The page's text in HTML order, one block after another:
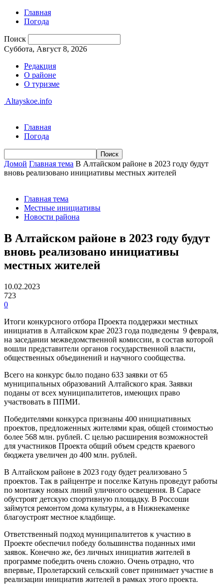
Главная
Погода
Поиск
Суббота, Август 8, 2026
Редакция
О районе
О туризме
Altayskoe.info
Главная
Погода
Домой Главная тема В Алтайском районе в 2023 году будут
вновь реализовано инициативы местных жителей
Главная тема
Местные инициативы
Новости района
В Алтайском районе в 2023 году будут
вновь реализовано инициативы
местных жителей
10.02.2023
723
0
Итоги конкурсного отбора Проекта поддержки местных
инициатив в Алтайском крае 2023 года подведены 9 февраля,
на заседании межведомственной комиссии, в состав которой
вошли представители органов государственной власти,
общественных объединений и научного сообщества.
Всего на конкурс было подано 633 заявки от 65
муниципальных образований Алтайского края. Заявки
поданы от всех муниципалитетов, имеющих право
участвовать в ППМИ.
Победителями конкурса признаны 400 инициативных
проектов, предложенных жителями края, общей стоимостью
более 568 млн. рублей. С целью расширения возможностей
для участников Проекта общий объем средств краевого
бюджета увеличен до 400 млн. рублей.
В Алтайском районе в 2023 году будет реализовано 5
проектов. Так в райцентре и поселке Катунь проведут работы
по монтажу новых линий уличного освещения. В Сарасе
обустроят детскую спортивную площадку. В Россоши
займутся ремонтом дома культуры, а в Нижнекаменке
благоустроят местное кладбище.
Ответственный подход муниципалитетов к участию в
Проекте обеспечил победу большинства поданных ими
заявок. Конечно же, без личных инициатив жителей в
программе победить очень сложно. Очень отрадно, что
впервые, Пролетарский сельский совет принимает участие в
реализации инициатив жителей в рамках этого проекта.